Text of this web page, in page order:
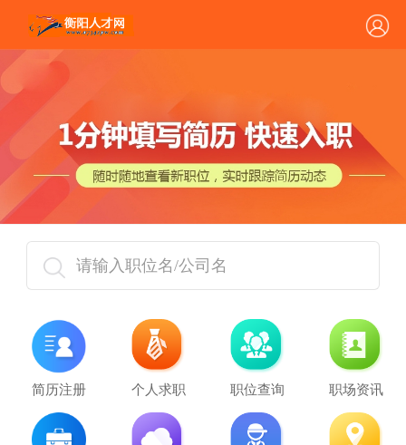
请输入职位名/公司名
简历注册 个人求职 职位查询 职场资讯